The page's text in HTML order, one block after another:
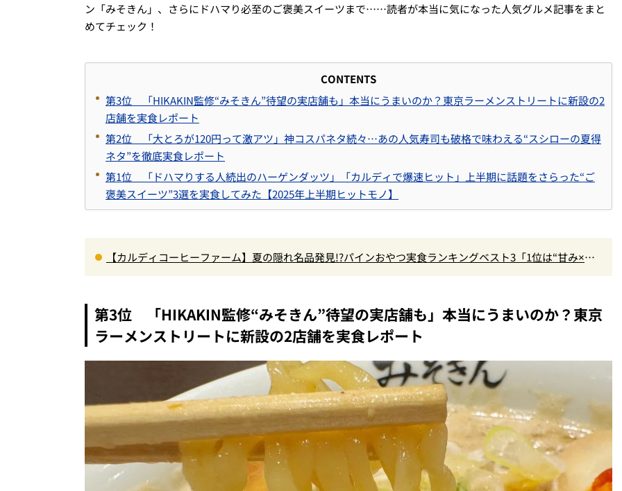
ン「みそきん」、さらにドハマり必至のご褒美スイーツまで……読者が本当に気になった人気グルメ記事をまと
めてチェック！
CONTENTS
第3位 「HIKAKIN監修“みそきん”待望の実店舗も」本当にうまいのか？東京ラーメンストリートに新設の2
店舗を実食レポート
第2位 「大とろが120円って激アツ」神コスパネタ続々…あの人気寿司も破格で味わえる“スシローの夏得
ネタ”を徹底実食レポート
第1位 「ドハマりする人続出のハーゲンダッツ」「カルディで爆速ヒット」上半期に話題をさらった“ご
褒美スイーツ”3選を実食してみた【2025年上半期ヒットモノ】
【カルディコーヒーファーム】夏の隠れ名品発見!?パインおやつ実食ランキングベスト3「1位は“甘み×爽
第3位 「HIKAKIN監修“みそきん”待望の実店舗も」本当にうまいのか？東京
ラーメンストリートに新設の2店舗を実食レポート